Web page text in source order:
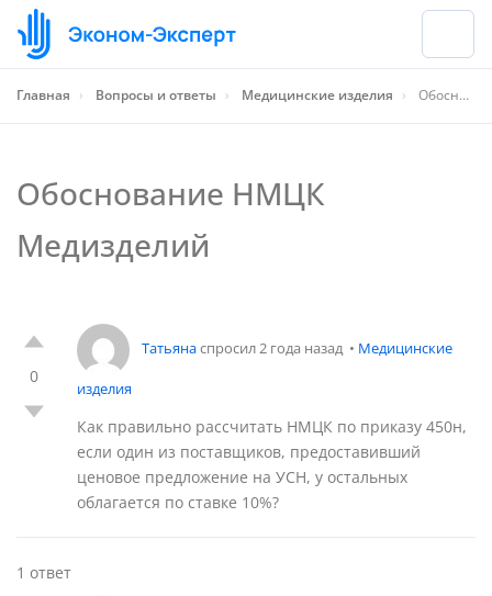
Главная › Вопросы и ответы › Медицинские изделия › Обоснование НМЦК Медизделий
Обоснование НМЦК
Медизделий
0
Татьянаспросил 2 года назад • Медицинские
изделия
Как правильно рассчитать НМЦК по приказу 450н,
если один из поставщиков, предоставивший
ценовое предложение на УСН, у остальных
облагается по ставке 10%?
1 ответ